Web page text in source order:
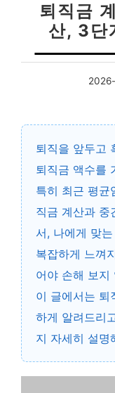
퇴직금
산, 3단
퇴직을 앞두고
퇴직금 액수를
특히 최근 평균
직금 계산과 중
서, 나에게 맞
복잡하게 느껴
어야 손해 보지
이 글에서는 퇴
하게 알려드리
지 자세히 설명